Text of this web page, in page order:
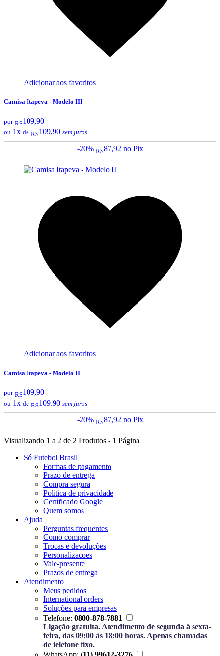
Adicionar aos favoritos
Camisa Itapeva - Modelo III
por R$109,90
ou 1x de R$109,90 sem juros
-20% R$87,92 no Pix
Adicionar aos favoritos
Camisa Itapeva - Modelo II
por R$109,90
ou 1x de R$109,90 sem juros
-20% R$87,92 no Pix
Visualizando 1 a 2 de 2 Produtos - 1 Página
Só Futebol Brasil
Formas de pagamento
Prazo de entrega
Compra segura
Política de privacidade
Certificado Google
Quem somos
Ajuda
Perguntas frequentes
Como comprar
Trocas e devoluções
Personalizacoes
Vale-presente
Prazos de entrega
Atendimento
Meus pedidos
International orders
Soluções para empresas
Telefone: 0800-878-7881
Ligação gratuita. Atendimento de segunda à sexta-
feira, das 09:00 às 18:00 horas. Apenas chamadas
de telefone fixo.
WhatsApp: (11) 99612-3276